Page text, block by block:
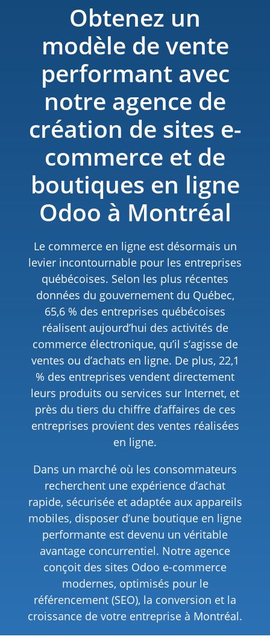
Obtenez un
modèle de vente
performant avec
notre agence de
création de sites e-
commerce et de
boutiques en ligne
Odoo à Montréal
Le commerce en ligne est désormais un
levier incontournable pour les entreprises
québécoises. Selon les plus récentes
données du gouvernement du Québec,
65,6 % des entreprises québécoises
réalisent aujourd’hui des activités de
commerce électronique, qu’il s’agisse de
ventes ou d’achats en ligne. De plus, 22,1
% des entreprises vendent directement
leurs produits ou services sur Internet, et
près du tiers du chiffre d’affaires de ces
entreprises provient des ventes réalisées
en ligne.
Dans un marché où les consommateurs
recherchent une expérience d’achat
rapide, sécurisée et adaptée aux appareils
mobiles, disposer d’une boutique en ligne
performante est devenu un véritable
avantage concurrentiel. Notre agence
conçoit des sites Odoo e-commerce
modernes, optimisés pour le
référencement (SEO), la conversion et la
croissance de votre entreprise à Montréal.